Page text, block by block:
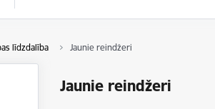
līdzdalība Jaunie reindžeri
Jaunie reindžeri